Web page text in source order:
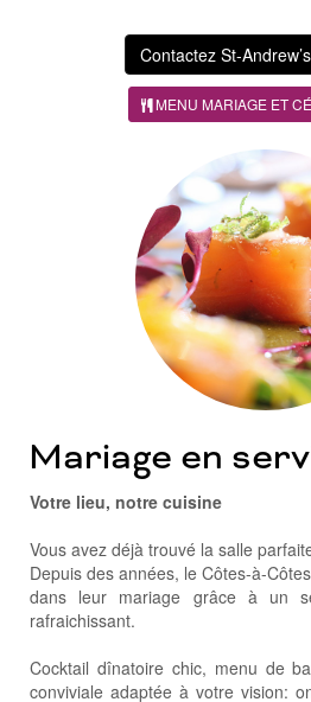
Contactez St-
MENU MARIAGE ET
Mariage en
Votre lieu, notre cuisine
Vous avez déjà trouvé la salle
Depuis des années, le Côtes-à-
dans leur mariage grâce à un
rafraichissant.
Cocktail dînatoire chic, menu de
conviviale adaptée à votre vision: